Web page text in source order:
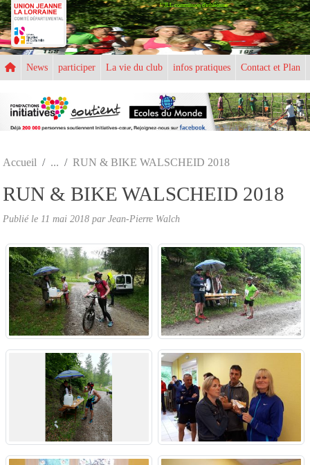
UJLL commission d'athlétisme
News participer La vie du club infos pratiques Contact et Plan
Accueil RUN & BIKE WALSCHEID 2018
RUN & BIKE WALSCHEID 2018
Publié le 11 mai 2018 parJean-Pierre Walch
Panneau de gestion des cookies